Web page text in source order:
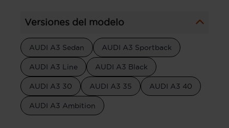
Versiones del modelo
AUDI A3 Sedan AUDI A3 Sportback
AUDI A3 Line AUDI A3 Black
AUDI A3 30 AUDI A3 35 AUDI A3 40
AUDI A3 Ambition